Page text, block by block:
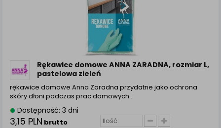
Rękawice domowe ANNA ZARADNA, rozmiar L,
pastelowa zieleń
rękawice domowe Anna Zaradna przydatne jako ochrona
skóry dłoni podczas prac domowych…
Dostępność: 3 dni
3,15 PLN brutto